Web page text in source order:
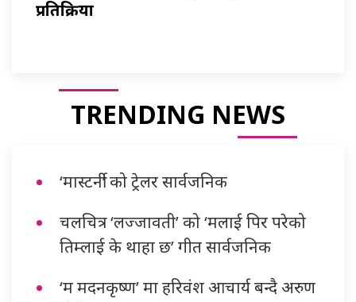
प्रतिक्रिया
TRENDING NEWS
‘मास्टर्नी’ को ट्रेलर सार्वजनिक
चलचित्र ‘लज्जावती’ को ‘मलाई पिर परेको
तिम्लाई के थाहा छ’ गीत सार्वजनिक
‘म मदनकृष्ण’ मा हरिवंश आचार्य बन्दै अरुण